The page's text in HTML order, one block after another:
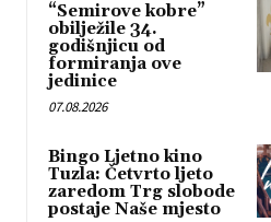
“Semirove kobre”
obilježile 34.
godišnjicu od
formiranja ove
jedinice
07.08.2026
Bingo Ljetno kino
Tuzla: Četvrto ljeto
zaredom Trg slobode
postaje Naše mjesto